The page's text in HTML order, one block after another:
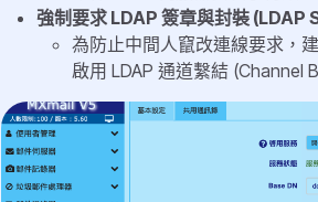
強制要求 LDAP 簽章與封裝
為防止中間人竄改連線要求，
啟用 LDAP 通道繫結 (Channel